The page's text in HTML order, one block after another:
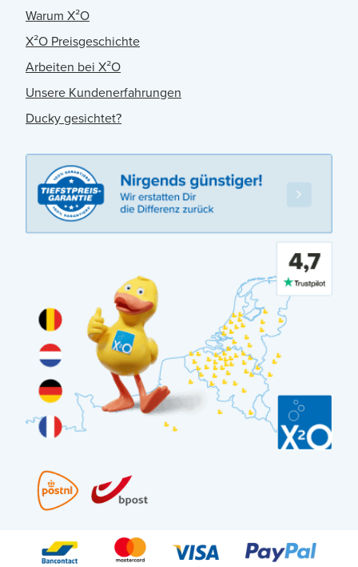
Warum X²O
X²O Preisgeschichte
Arbeiten bei X²O
Unsere Kundenerfahrungen
Ducky gesichtet?